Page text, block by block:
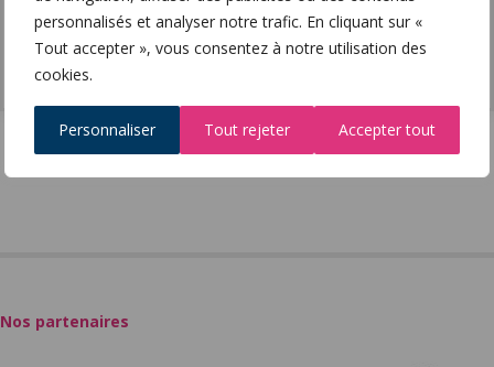
personnalisés et analyser notre trafic. En cliquant sur «
Tout accepter », vous consentez à notre utilisation des
cookies.
Personnaliser Tout rejeter Accepter tout
Nos partenaires